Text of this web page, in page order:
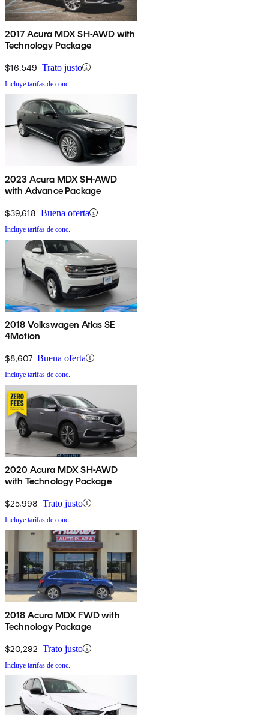
2017 Acura MDX SH-AWD with
Technology Package
$16,549 Trato justo
Incluye tarifas de conc.
2023 Acura MDX SH-AWD
with Advance Package
$39,618 Buena oferta
Incluye tarifas de conc.
2018 Volkswagen Atlas SE
4Motion
$8,607 Buena oferta
Incluye tarifas de conc.
2020 Acura MDX SH-AWD
with Technology Package
$25,998 Trato justo
Incluye tarifas de conc.
2018 Acura MDX FWD with
Technology Package
$20,292 Trato justo
Incluye tarifas de conc.